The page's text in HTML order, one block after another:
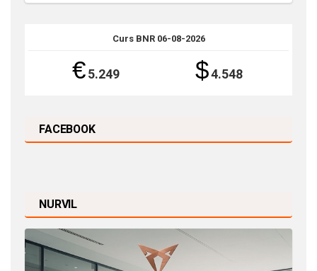
Curs BNR 06-08-2026
€5.249 $4.548
FACEBOOK
NURVIL